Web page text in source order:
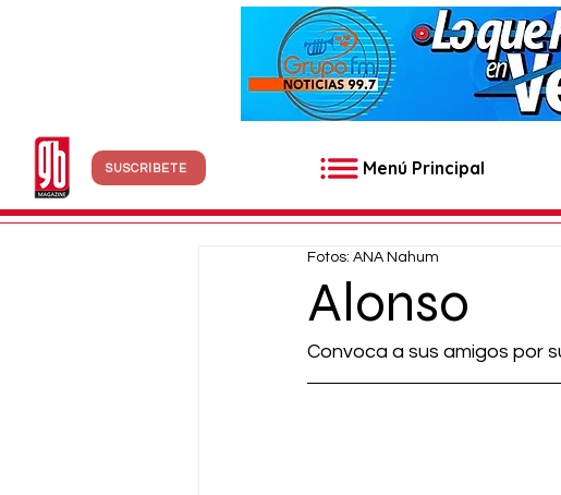
SUSCRÍBETE Menú Principal
Alonso
Fotos: ANA Nahum
Convoca a sus amigos por